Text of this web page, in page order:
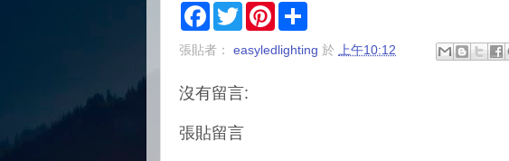
F
e
o
T
w
t
r
P
t
r
張貼者： easyledlighting 於 上午10:12
沒有留言:
張貼留言